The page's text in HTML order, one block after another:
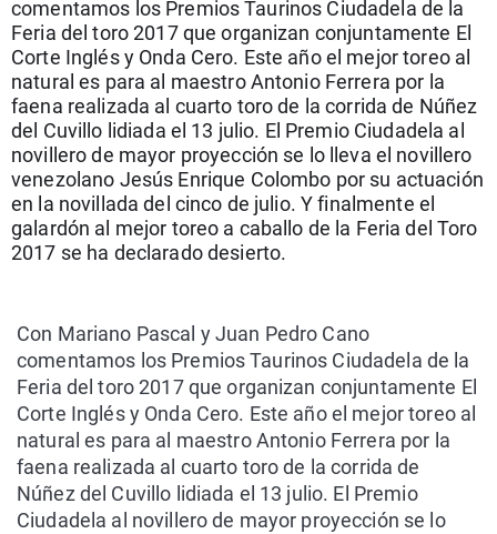
La rosa de los vientos
Gente viajera
Como el perro y el
Caso
Retornados
Equipo de
Operación Viuda
Extremadura
Galicia
La Rioja
Navarra
País Vasco
Virales
Televisión
Elecciones
comentamos los Premios Taurinos Ciudadela de la
Feria del toro 2017 que organizan conjuntamente El
Corte Inglés y Onda Cero. Este año el mejor toreo al
natural es para al maestro Antonio Ferrera por la
faena realizada al cuarto toro de la corrida de Núñez
del Cuvillo lidiada el 13 julio. El Premio Ciudadela al
novillero de mayor proyección se lo lleva el novillero
venezolano Jesús Enrique Colombo por su actuación
en la novillada del cinco de julio. Y finalmente el
galardón al mejor toreo a caballo de la Feria del Toro
2017 se ha declarado desierto.
Con Mariano Pascal y Juan Pedro Cano
comentamos los Premios Taurinos Ciudadela de la
Feria del toro 2017 que organizan conjuntamente El
Corte Inglés y Onda Cero. Este año el mejor toreo al
natural es para al maestro Antonio Ferrera por la
faena realizada al cuarto toro de la corrida de
Núñez del Cuvillo lidiada el 13 julio. El Premio
Ciudadela al novillero de mayor proyección se lo